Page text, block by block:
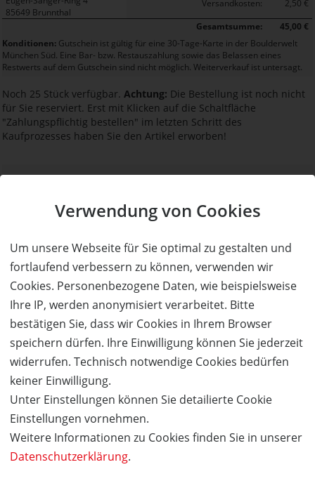
Verwendung von Cookies
Um unsere Webseite für Sie optimal zu gestalten und
fortlaufend verbessern zu können, verwenden wir
Cookies. Personenbezogene Daten, wie beispielsweise
Ihre IP, werden anonymisiert verarbeitet. Bitte
bestätigen Sie, dass wir Cookies in Ihrem Browser
speichern dürfen. Ihre Einwilligung können Sie jederzeit
widerrufen. Technisch notwendige Cookies bedürfen
keiner Einwilligung.
Unter Einstellungen können Sie detailierte Cookie
Einstellungen vornehmen.
Weitere Informationen zu Cookies finden Sie in unserer
Datenschutzerklärung.
85649 Brunnthal
Versandkosten:
2,50 €
Gesamtsumme:
45,00 €
Konditionen: Gutschein ist gültig für eine 30-Tage-Karte in der Boulderwelt
München Süd. Eine Bar- bzw. Restauszahlung sowie das Belassen eines
Restwerts auf dem Gutschein sind nicht möglich. Weiterverkauf ist untersagt.
Noch 25 Stück verfügbar. Achtung: Die Bestellung ist noch nicht
für Sie reserviert. Erst mit Klicken auf die Schaltfläche
"Zahlungspflichtig bestellen" im letzten Schritt des
Kaufprozesses haben Sie den Artikel erworben!
tätigen. Nach Abschluss des Kaufvorgangs haben Sie die
Möglichkeit, Ihre Daten in einem Kundenkonto speichern zu
lassen.
BESTELLUNG FORTSETZEN
Kauf über bestehendes Kundenkonto
Wenn Sie bereits ein Kundenkonto haben, können Sie sich
nachfolgend einloggen. Die Daten, die zur Bestellung nötig sind,
werden dann automatisch aus Ihrem Kundenkonto
übernommen.